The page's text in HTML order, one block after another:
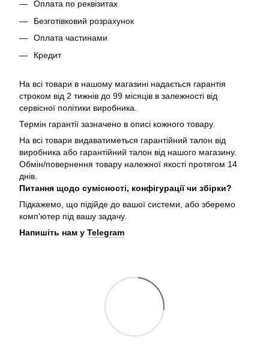
Оплата по реквізитах
Безготівковий розрахунок
Оплата частинами
Кредит
На всі товари в нашому магазині надається гарантія
строком від 2 тижнів до 99 місяців в залежності від
сервісної політики виробника.
Термін гарантії зазначено в описі кожного товару.
На всі товари видаватиметься гарантійний талон від
виробника або гарантійний талон від нашого магазину.
Обмін/повернення товару належної якості протягом 14
днів.
Питання щодо сумісності, конфігурації чи збірки?
Підкажемо, що підійде до вашої системи, або зберемо
комп'ютер під вашу задачу.
Напишіть нам у Telegram